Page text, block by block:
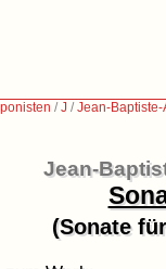
/J /Jean-
Jean-
(Sonate